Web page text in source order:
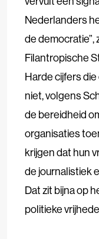
Nederlanders
de
Filantropische
Harde cijfers
niet, volgens
de bereidheid
organisaties
krijgen dat hun
de journalistiek
Dat zit bijna op
politieke